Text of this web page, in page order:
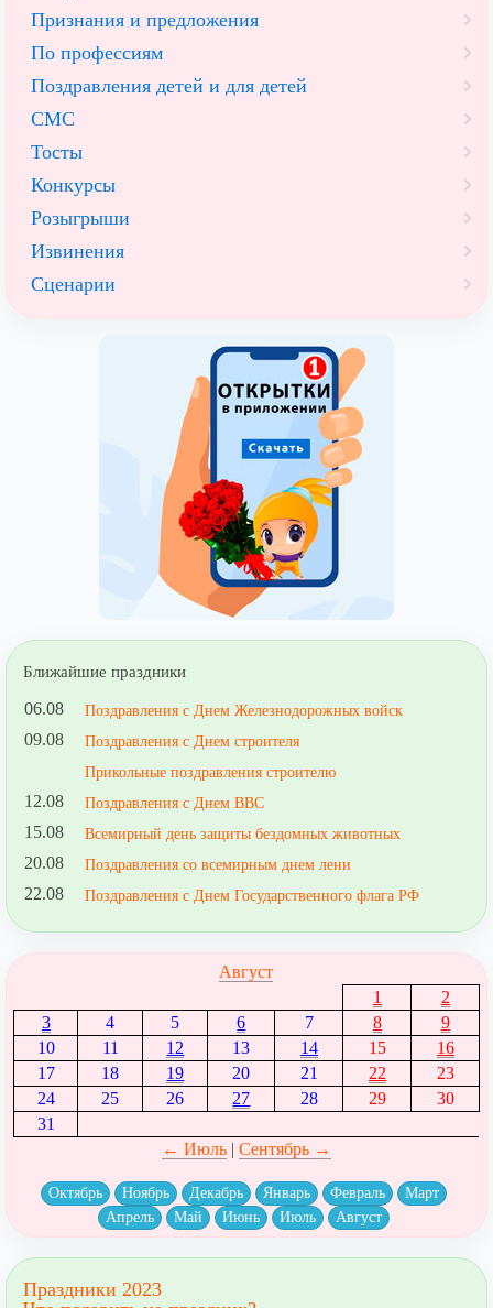
Признания и предложения
По профессиям
Поздравления детей и для детей
СМС
Тосты
Конкурсы
Розыгрыши
Извинения
Сценарии
Ближайшие праздники
06.08 Поздравления с Днем Железнодорожных войск
09.08
Поздравления с Днем строителя
Прикольные поздравления строителю
12.08 Поздравления с Днем ВВС
15.08 Всемирный день защиты бездомных животных
20.08 Поздравления со всемирным днем лени
22.08 Поздравления с Днем Государственного флага РФ
Август
1
2
3
4 5 6 7 8
9
10
11 12 13 14 15
16
17
18 19 20 21 22
23
24
25 26 27 28 29
30
31
← Июль| Сентябрь →
Октябрь Ноябрь Декабрь Январь Февраль
Март
Апрель
Май Июнь Июль Август
Праздники 2023